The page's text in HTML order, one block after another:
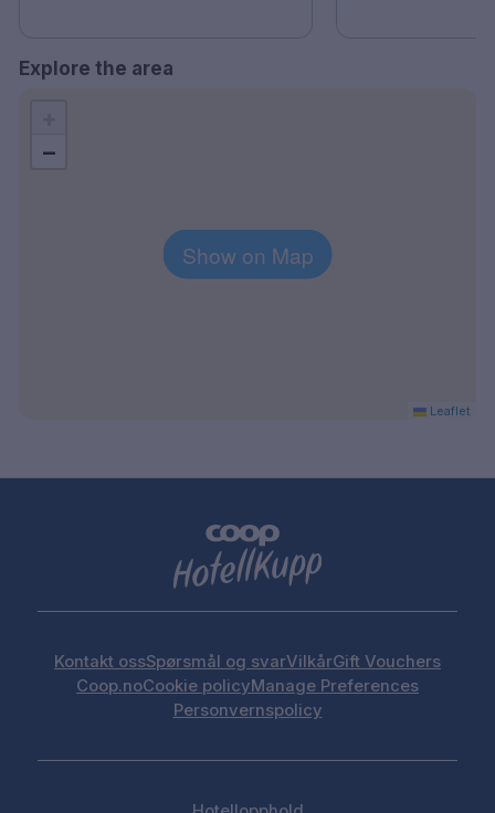
Explore the area
Show on Map
−
Leaflet
Kontakt ossSpørsmål og svarVilkårGift Vouchers
Coop.noCookie policyManage Preferences
Personvernspolicy